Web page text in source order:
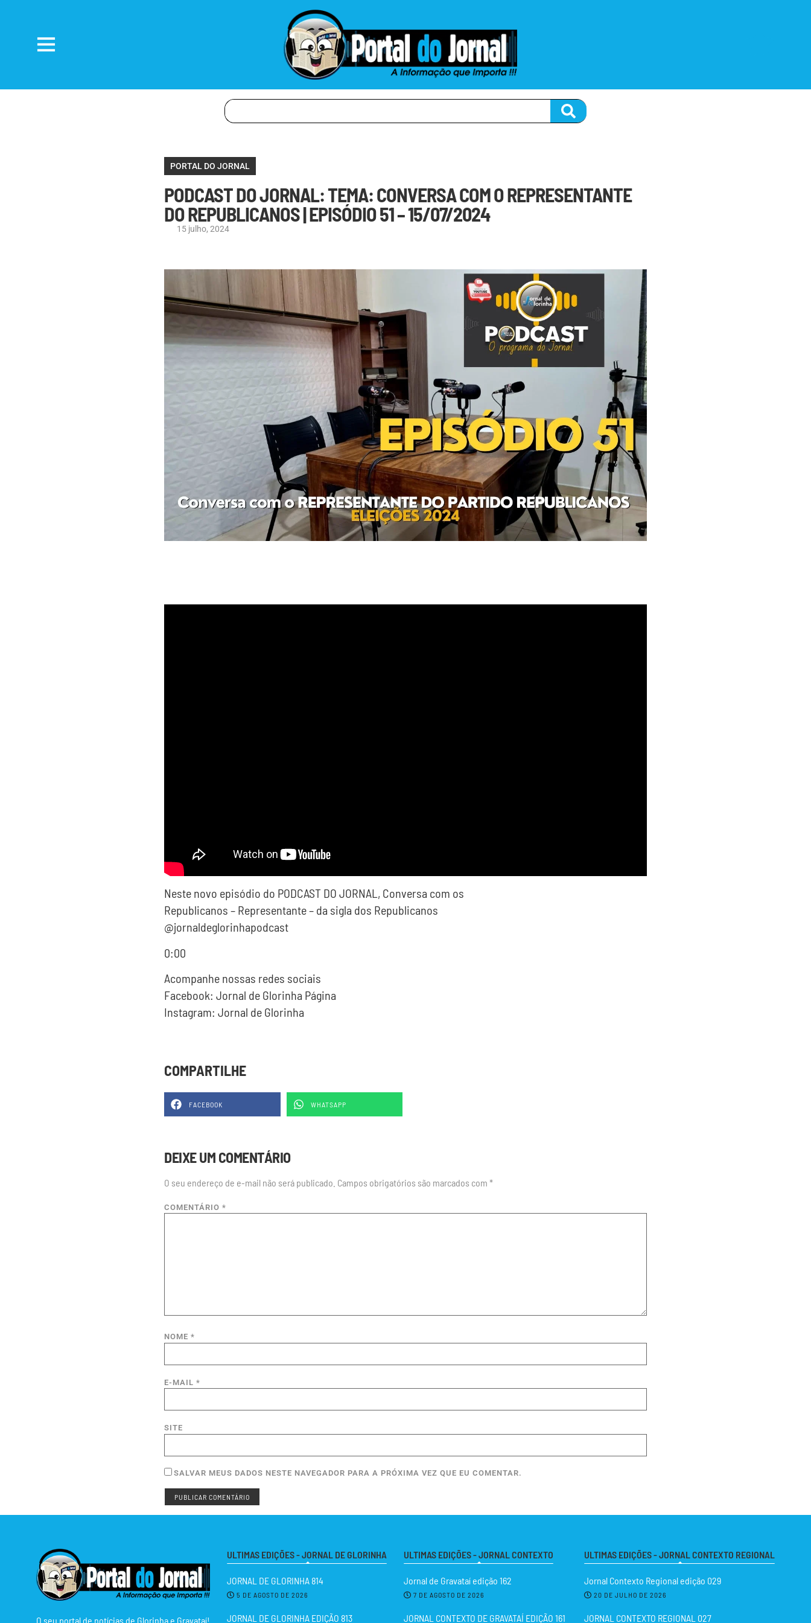
PORTAL DO JORNAL
PODCAST DO JORNAL: TEMA: CONVERSA COM O REPRESENTANTE
DO REPUBLICANOS | EPISÓDIO 51 – 15/07/2024
15 julho, 2024
Neste novo episódio do PODCAST DO JORNAL, Conversa com os
Republicanos – Representante – da sigla dos Republicanos
@jornaldeglorinhapodcast
0:00
Acompanhe nossas redes sociais
Facebook: Jornal de Glorinha Página
Instagram: Jornal de Glorinha
COMPARTILHE
FACEBOOK WHATSAPP
DEIXE UM COMENTÁRIO
O seu endereço de e-mail não será publicado. Campos obrigatórios são marcados com *
COMENTÁRIO *
NOME *
E-MAIL *
SITE
SALVAR MEUS DADOS NESTE NAVEGADOR PARA A PRÓXIMA VEZ QUE EU COMENTAR.
O seu portal de notícias de Glorinha e Gravataí!
ULTIMAS EDIÇÕES - JORNAL DE GLORINHA
JORNAL DE GLORINHA 814
5 DE AGOSTO DE 2026
JORNAL DE GLORINHA EDIÇÃO 813
ULTIMAS EDIÇÕES - JORNAL CONTEXTO
Jornal de Gravataí edição 162
7 DE AGOSTO DE 2026
JORNAL CONTEXTO DE GRAVATAÍ EDIÇÃO 161
ULTIMAS EDIÇÕES - JORNAL CONTEXTO REGIONAL
Jornal Contexto Regional edição 029
20 DE JULHO DE 2026
JORNAL CONTEXTO REGIONAL 027